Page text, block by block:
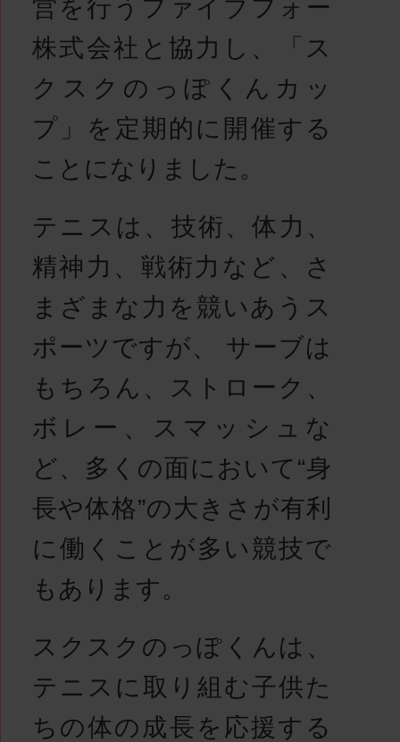
営を行うファイブフォー
株式会社と協力し、「ス
クスクのっぽくんカッ
プ」を定期的に開催する
ことになりました。
テニスは、技術、体力、
精神力、戦術力など、さ
まざまな力を競いあうス
ポーツですが、 サーブは
もちろん、ストローク、
ボレー、スマッシュな
ど、多くの面において“身
長や体格”の大きさが有利
に働くことが多い競技で
もあります。
スクスクのっぽくんは、
テニスに取り組む子供た
ちの体の成長を応援する